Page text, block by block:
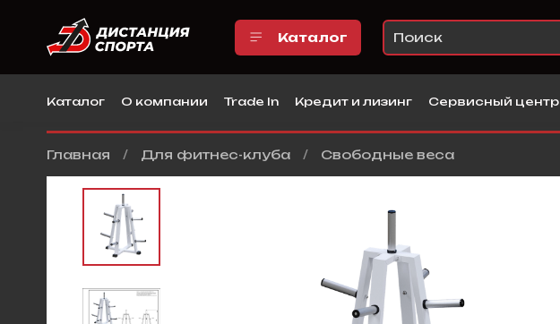
Каталог
Каталог О компании Trade In Кредит и лизинг Сервисный центр
Главная Для фитнес-клуба Свободные веса